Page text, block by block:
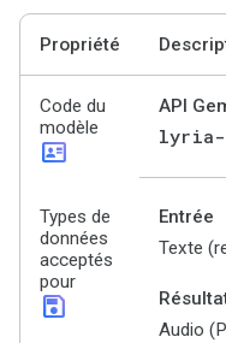
Propriété
Code du
modèle
id_card
API
lyria-
Types de
données
acceptés
pour
save
Entrée
Texte
Audio